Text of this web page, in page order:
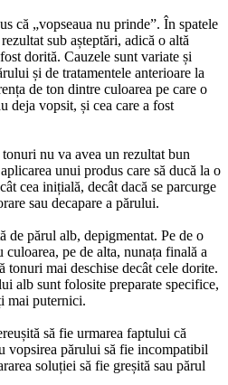
că „vopseaua nu prinde”. În spatele
sub așteptări, adică o altă
dorită. Cauzele sunt variate și
și de tratamentele anterioare la
de ton dintre culoarea pe care o
deja vopsit, și cea care a fost
nu va avea un rezultat bun
unui produs care să ducă la o
cea inițială, decât dacă se parcurge
sau decapare a părului.
de părul alb, depigmentat. Pe de o
culoarea, pe de alta, nunața finală a
tonuri mai deschise decât cele dorite.
alb sunt folosite preparate specifice,
mai puternici.
să fie urmarea faptului că
vopsirea părului să fie incompatibil
soluției să fie greșită sau părul